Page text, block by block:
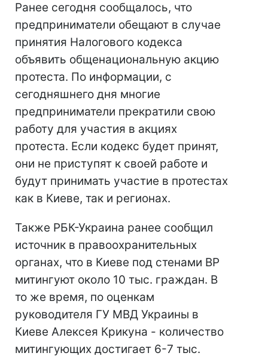
Ранее сегодня сообщалось, что
предприниматели обещают в случае
принятия Налогового кодекса
объявить общенациональную акцию
протеста. По информации, с
сегодняшнего дня многие
предприниматели прекратили свою
работу для участия в акциях
протеста. Если кодекс будет принят,
они не приступят к своей работе и
будут принимать участие в протестах
как в Киеве, так и регионах.
Также РБК-Украина ранее сообщил
источник в правоохранительных
органах, что в Киеве под стенами ВР
митингуют около 10 тыс. граждан. В
то же время, по оценкам
руководителя ГУ МВД Украины в
Киеве Алексея Крикуна - количество
митингующих достигает 6-7 тыс.